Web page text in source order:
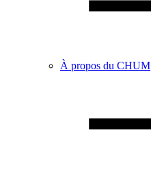
À propos du CHUM